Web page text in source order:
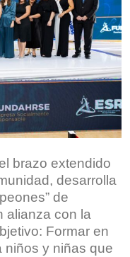
brazo extendido
desarrolla
de
alianza con la
Formar en
niños y niñas que